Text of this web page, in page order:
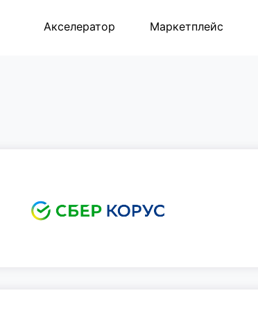
Акселератор Маркетплейс